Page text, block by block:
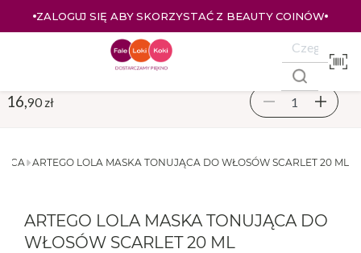
ZALOGUJ SIĘ I KUPUJ TANIEJ – AŻ 33% ZNIŻKI
ARTEGO LOLA MASKA TONUJĄCA DO WŁOSÓW SCARLET 20 ML
ARTEGO LOLA MASKA TONUJĄCA DO
WŁOSÓW SCARLET 20 ML
16, 90 zł